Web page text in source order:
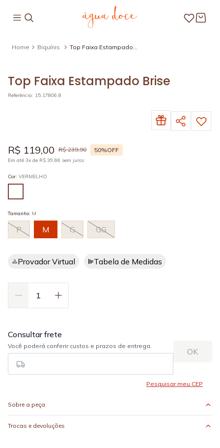
Biquínis
Top Faixa Estampado
Top Faixa Estampado Brise
Referência: 15.17806.8
R$ 119,00 R$ 239,90 50%OFF
Em até 3x de R$ 39,66 sem juros
Cor: VERMELHO
Tamanho: M
P M G GG
Provador Virtual Tabela de Medidas
Sobre a peça
Trocas e devoluções